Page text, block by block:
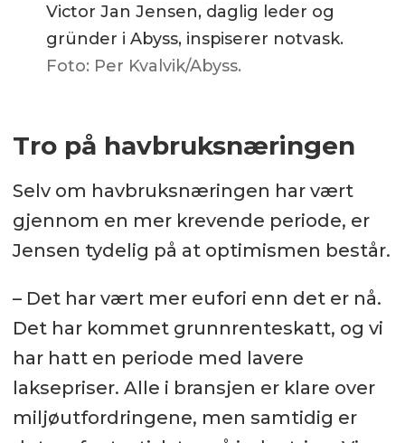
Victor Jan Jensen, daglig leder og
gründer i Abyss, inspiserer notvask.
Foto: Per Kvalvik/Abyss.
Tro på havbruksnæringen
Selv om havbruksnæringen har vært
gjennom en mer krevende periode, er
Jensen tydelig på at optimismen består.
– Det har vært mer eufori enn det er nå.
Det har kommet grunnrenteskatt, og vi
har hatt en periode med lavere
laksepriser. Alle i bransjen er klare over
miljøutfordringene, men samtidig er